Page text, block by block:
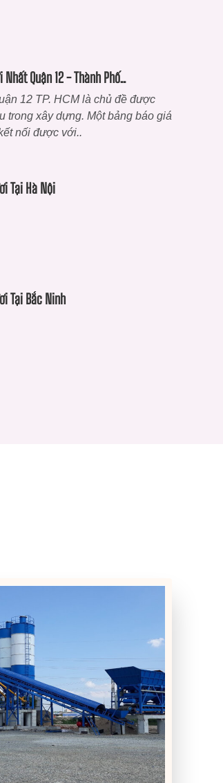
Nhất Quận 12 - Thành Phố..
12 TP. HCM là chủ đề được
trong xây dựng. Một bảng báo giá
nối được với..
Tại Hà Nội
Tại Bắc Ninh